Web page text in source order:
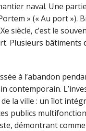
naval. Une
» (« Au port
siècle, c’est le
Plusieurs bâtiments
à l’abandon
contemporain.
la ville : un îlot
publics
démontrant